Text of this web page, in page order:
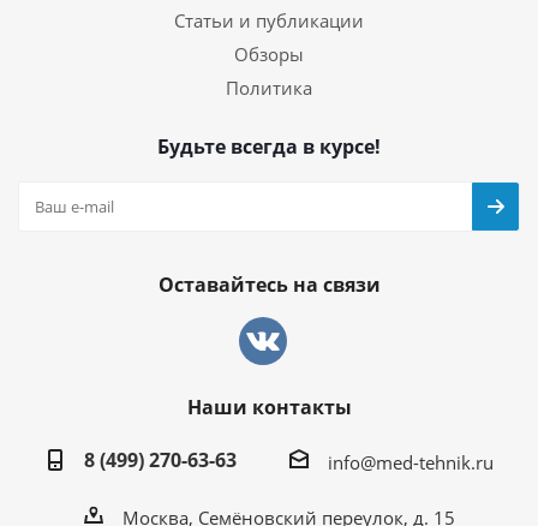
Статьи и публикации
Обзоры
Политика
Будьте всегда в курсе!
Оставайтесь на связи
Наши контакты
8 (499) 270-63-63
info@med-tehnik.ru
Москва, Семёновский переулок, д. 15